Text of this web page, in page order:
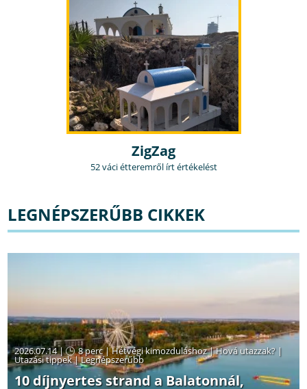
ZigZag
52 váci étteremről írt értékelést
LEGNÉPSZERŰBB CIKKEK
2026.07.14 | 8 perc|Hétvégi kimozduláshoz|Hová utazzak? |
Utazási tippek|Legnépszerűbb
10 díjnyertes strand a Balatonnál,